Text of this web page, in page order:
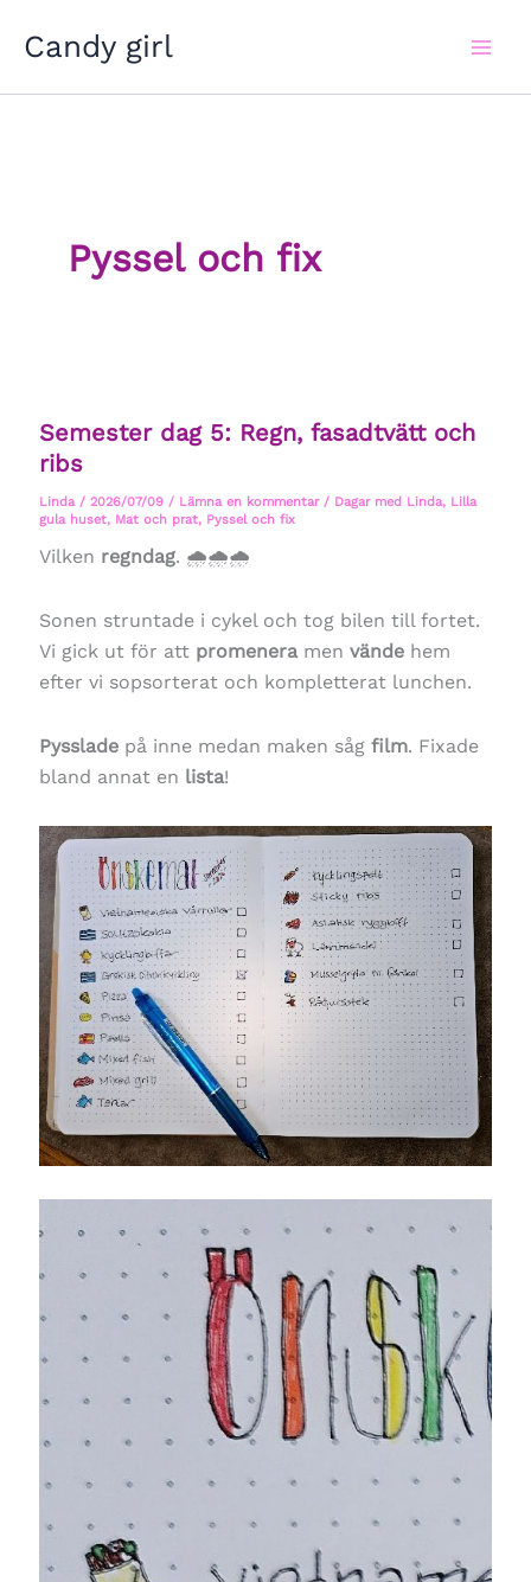
Candy girl
Pyssel och fix
Semester dag 5: Regn, fasadtvätt och
ribs
Linda / 2026/07/09 / Lämna en kommentar / Dagar med Linda, Lilla
gula huset, Mat och prat, Pyssel och fix
Vilken regndag. 🌧🌧🌧
Sonen struntade i cykel och tog bilen till fortet.
Vi gick ut för att promeneramen vändehem
efter vi sopsorterat och kompletterat lunchen.
Pyssladepå inne medan maken såg film. Fixade
bland annat en lista!